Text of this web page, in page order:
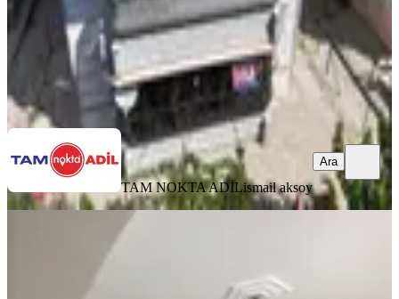
TAM NOKTA ADİLismail aksoy
Ara
TAM NOKTA ADİLismail aksoy
Ara
Zafer Mahallesi Satılık 4+1 Ters
Dublex
Bergama, Zafer Mahallesi